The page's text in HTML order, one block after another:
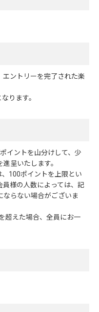
ントリーを完了された楽
ります。
イントを山分けして、少
呈いたします。
100ポイントを上限とい
様の人数によっては、記
らない場合がございま
超えた場合、全員にお一